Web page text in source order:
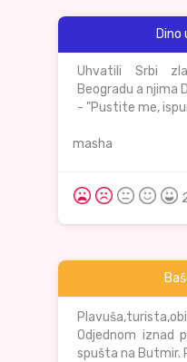
Dino
Uhvatili Srbi
Beogradu a njima
- "Pustite me,
masha
Odjednom iznad
spušta na Butmir.